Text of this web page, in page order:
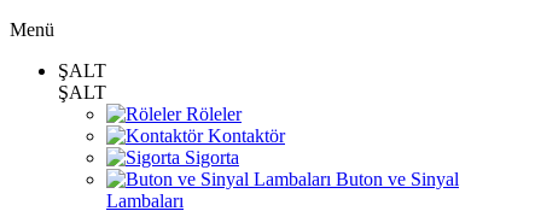
Menü
ŞALT
ŞALT
Röleler
Kontaktör
Sigorta
Buton ve Sinyal
Lambaları